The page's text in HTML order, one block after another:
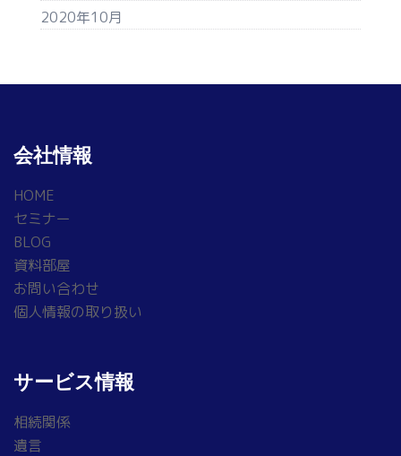
2020年10月
会社情報
HOME
セミナー
BLOG
資料部屋
お問い合わせ
個人情報の取り扱い
サービス情報
相続関係
遺言